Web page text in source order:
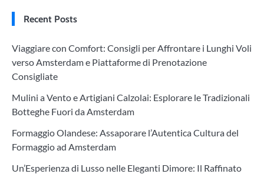
Recent Posts
Viaggiare con Comfort: Consigli per Affrontare i Lunghi Voli
verso Amsterdam e Piattaforme di Prenotazione
Consigliate
Mulini a Vento e Artigiani Calzolai: Esplorare le Tradizionali
Botteghe Fuori da Amsterdam
Formaggio Olandese: Assaporare l’Autentica Cultura del
Formaggio ad Amsterdam
Un’Esperienza di Lusso nelle Eleganti Dimore: Il Raffinato